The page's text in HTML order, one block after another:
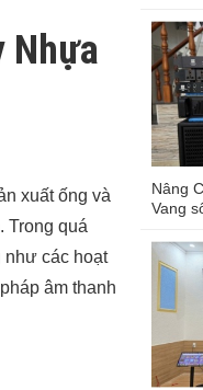
Nhựa
xuất ống và
Trong quá
như các hoạt
âm thanh
Nâng
Vang